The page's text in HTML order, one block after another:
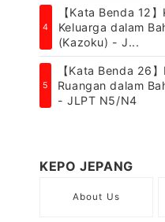
4
【Kata Benda 12
Keluarga dalam
(Kazoku) - J...
5
【Kata Benda 26
Ruangan dalam
- JLPT N5/N4
KEPO JEPANG
About Us